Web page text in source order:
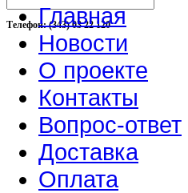
Телефон: (343) 03 22 120
Главная
Новости
О проекте
Контакты
Вопрос-ответ
Доставка
Оплата